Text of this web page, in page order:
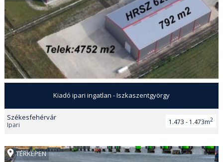
Kiadó ipari ingatlan - Iszkaszentgyörgy
Székesfehérvár
Ipari 1.473 - 1.473m2
TÉRKÉPEN